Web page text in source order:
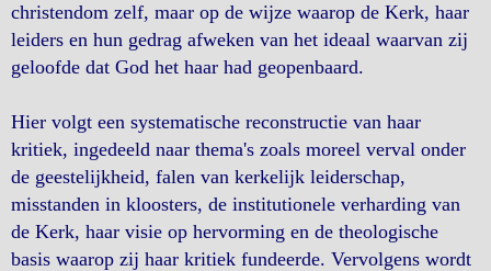
christendom zelf, maar op de wijze waarop de Kerk, haar
leiders en hun gedrag afweken van het ideaal waarvan zij
geloofde dat God het haar had geopenbaard.
Hier volgt een systematische reconstructie van haar
kritiek, ingedeeld naar thema's zoals moreel verval onder
de geestelijkheid, falen van kerkelijk leiderschap,
misstanden in kloosters, de institutionele verharding van
de Kerk, haar visie op hervorming en de theologische
basis waarop zij haar kritiek fundeerde. Vervolgens wordt